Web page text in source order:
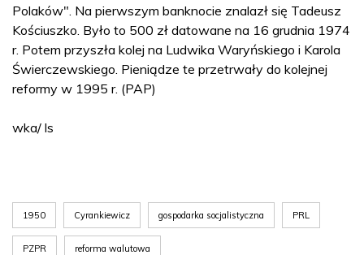
Polaków". Na pierwszym banknocie znalazł się Tadeusz
Kościuszko. Było to 500 zł datowane na 16 grudnia 1974
r. Potem przyszła kolej na Ludwika Waryńskiego i Karola
Świerczewskiego. Pieniądze te przetrwały do kolejnej
reformy w 1995 r. (PAP)
wka/ ls
1950 Cyrankiewicz gospodarka socjalistyczna PRL
PZPR reforma walutowa